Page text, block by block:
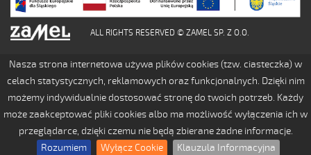
ALL RIGHTS RESERVED © ZAMEL SP. Z O.O.
Nasza strona internetowa używa plików cookies (tzw. ciasteczka) w
celach statystycznych, reklamowych oraz funkcjonalnych. Dzięki nim
możemy indywidualnie dostosować stronę do twoich potrzeb. Każdy
może zaakceptować pliki cookies albo ma możliwość wyłączenia ich w
przeglądarce, dzięki czemu nie będą zbierane żadne informacje.
Rozumiem
Wyłącz Cookie Klauzula Informacyjna